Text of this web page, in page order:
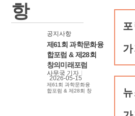
항
공지사항
제61회 과학문화융
합포럼 & 제28회
창의미래포럼
사무국 기자
2026-05-15
제61회 과학문화융
합포럼 & 제28회 창